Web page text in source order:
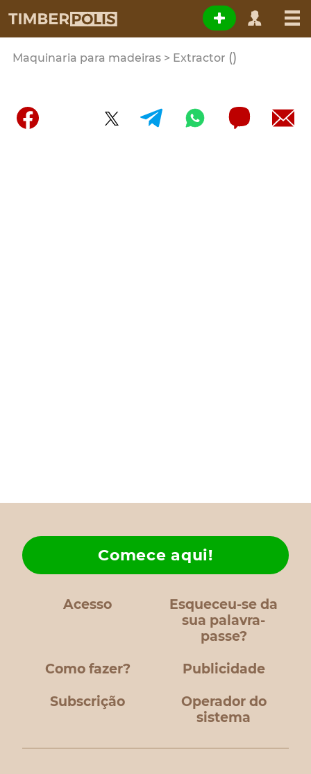
Maquinaria para madeiras > Extractor ()
Acesso
Esqueceu-se da
sua palavra-
passe?
Como fazer?
Comece aqui!
Publicidade
Subscrição
Operador do
sistema